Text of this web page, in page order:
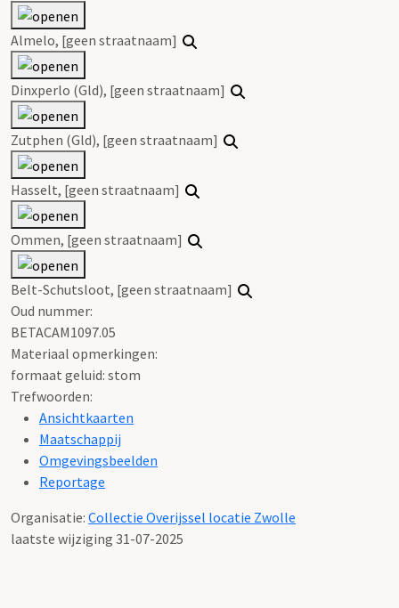
Almelo, [geen straatnaam]
Dinxperlo (Gld), [geen straatnaam]
Zutphen (Gld), [geen straatnaam]
Hasselt, [geen straatnaam]
Ommen, [geen straatnaam]
Belt-Schutsloot, [geen straatnaam]
Oud nummer:
BETACAM1097.05
Materiaal opmerkingen:
formaat geluid: stom
Trefwoorden:
Ansichtkaarten
Maatschappij
Omgevingsbeelden
Reportage
Organisatie: Collectie Overijssel locatie Zwolle
laatste wijziging 31-07-2025